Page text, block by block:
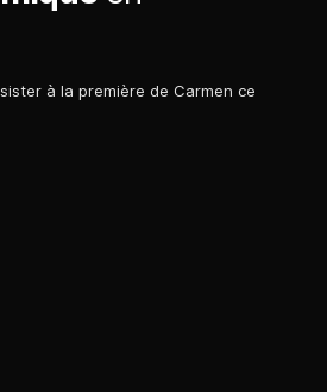
à la première de Carmen ce